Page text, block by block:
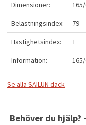
Dimensioner:
Belastningsindex: 79
Hastighetsindex: T
Information: 165/
Se alla SAILUN däck
Behöver du hjälp?